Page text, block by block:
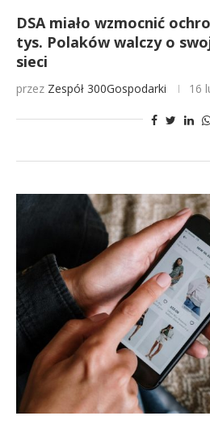
DSA miało wzmocnić
tys. Polaków walczy o
sieci
przez Zespół 300Gospodarki 16